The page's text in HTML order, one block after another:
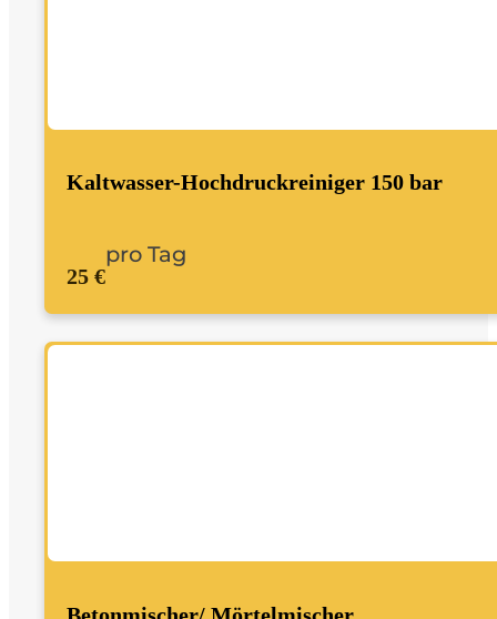
Kaltwasser-Hochdruckreiniger 150 bar
25 €
pro Tag